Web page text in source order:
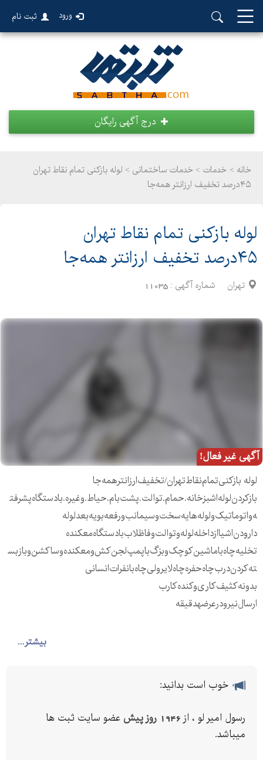
ورود ثبت نام
درج آگهی رایگان
خانه > خدمات > خدمات ساختمانی > لوله بازکنی ‌تمام ‌نقاط ‌تهران‌
۴۵درصد تخفیف ‌ارزانتر همه‌جا
لوله بازکنی ‌تمام ‌نقاط ‌تهران‌
۴۵درصد تخفیف ‌ارزانتر همه‌جا
تهران شماره آگهی : 11035
آگهی غیر فعال!
بیشتر...
لوله بازکنی‌تمام‌نقاط‌تهران‌/تخفیف‌ارزانترهمه‌جا
بازکردن‌لوله‌اشبزخانه.حمام.توالت.پشت‌بام.حیاط.وغیره.بادستگاه‌پشرفت
ه‌واتوماتیک‌ولوله‌هایه‌سخت‌وسیمانب‌ورفعه‌بویه‌بعد‌لوله‌
دارودن‌اشیا‌از‌داخله‌لوله‌وتوالت‌وفاظلاب‌بادستگاه‌معکنده
تخلیه‌چاه‌با‌ماشین‌کوچک‌وبزگ‌با‌پمپ‌لجن‌کش‌ومعکنده‌وساکشن‌‌وبازبس
ته‌کردن‌درب‌چاه‌حفره‌چاه‌لایرولی‌چاه‌بانفرات‌انسانی‌
بدونه‌کثیف‌کاری‌وکنده‌کارب
ارسال‌نیرو‌درعرضهدقیقه
مستقیم‌با‌سرویسکار
خوب است بدانید:
رسول امیر لو ، از 1946 روز پیش
عضو سایت ثبت ها
میباشد.